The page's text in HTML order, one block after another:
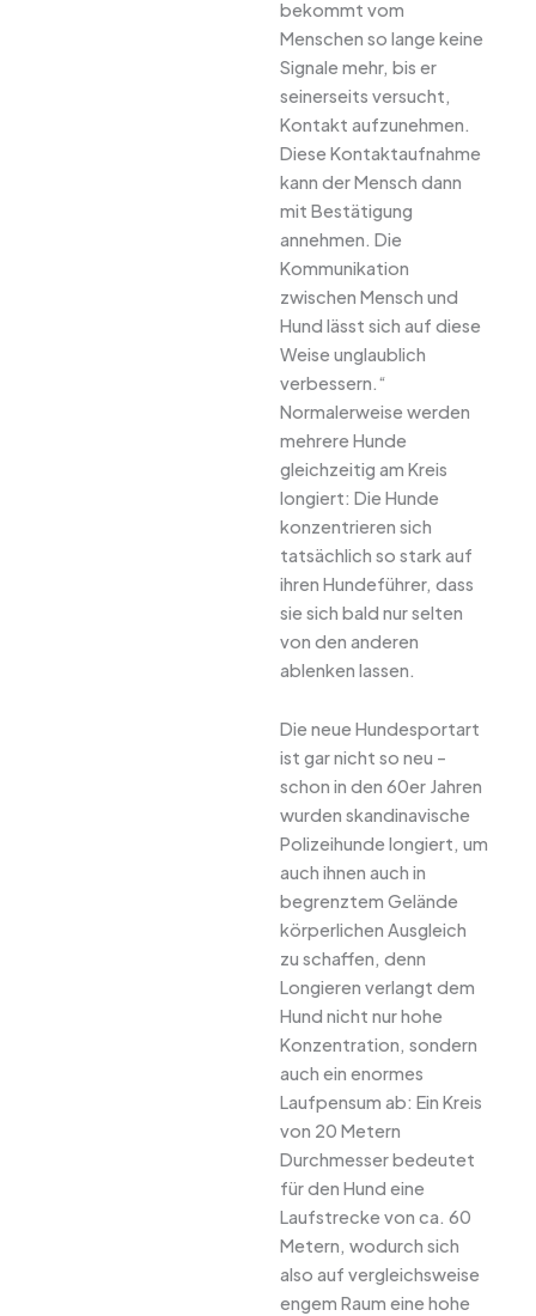
bekommt vom
Menschen so lange keine
Signale mehr, bis er
seinerseits versucht,
Kontakt aufzunehmen.
Diese Kontaktaufnahme
kann der Mensch dann
mit Bestätigung
annehmen. Die
Kommunikation
zwischen Mensch und
Hund lässt sich auf diese
Weise unglaublich
verbessern.“
Normalerweise werden
mehrere Hunde
gleichzeitig am Kreis
longiert: Die Hunde
konzentrieren sich
tatsächlich so stark auf
ihren Hundeführer, dass
sie sich bald nur selten
von den anderen
ablenken lassen.
Die neue Hundesportart
ist gar nicht so neu –
schon in den 60er Jahren
wurden skandinavische
Polizeihunde longiert, um
auch ihnen auch in
begrenztem Gelände
körperlichen Ausgleich
zu schaffen, denn
Longieren verlangt dem
Hund nicht nur hohe
Konzentration, sondern
auch ein enormes
Laufpensum ab: Ein Kreis
von 20 Metern
Durchmesser bedeutet
für den Hund eine
Laufstrecke von ca. 60
Metern, wodurch sich
also auf vergleichsweise
engem Raum eine hohe